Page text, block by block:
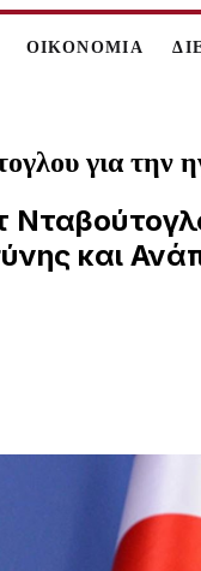
ΟΙΚΟΝΟΜΙΑ
για την
και